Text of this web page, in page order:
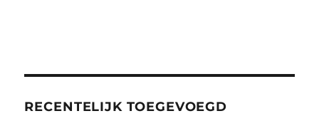
RECENTELIJK TOEGEVOEGD